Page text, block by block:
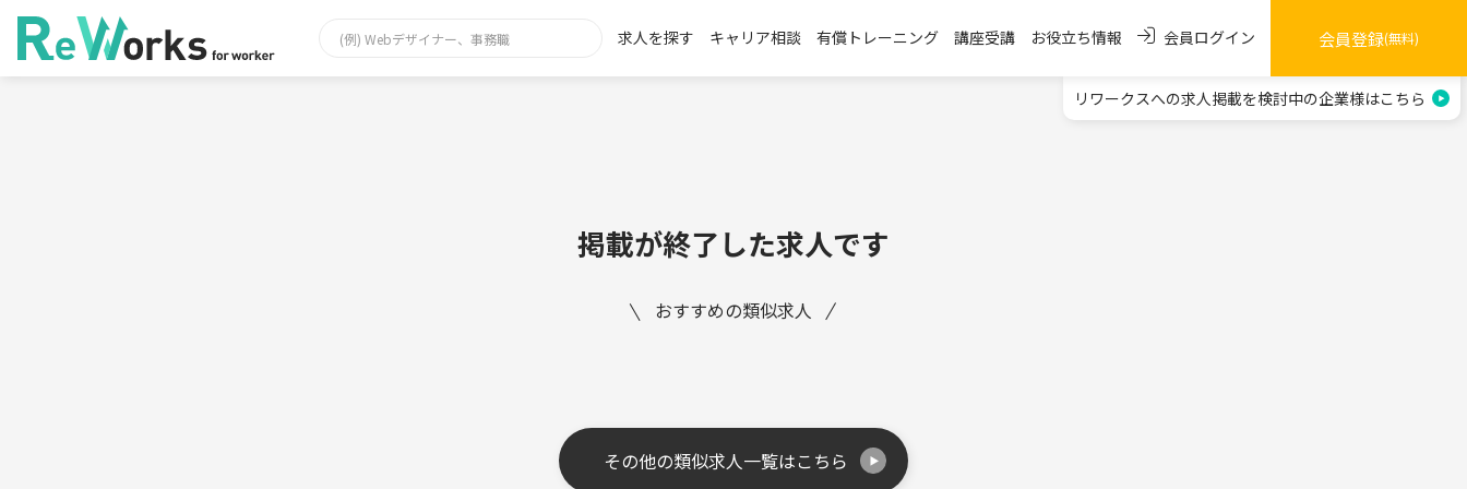
求人を探す キャリア相談 有償トレーニング 講座受講 お役立ち情報 会員ログイン 会員登録(無料)
リワークスへの求人掲載を検討中の企業様はこちら
掲載が終了した求人です
おすすめの類似求人
その他の類似求人一覧はこちら